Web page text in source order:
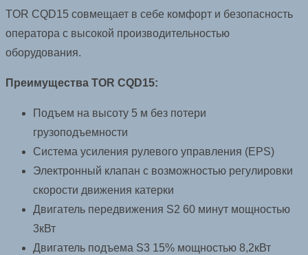
TOR CQD15 совмещает в себе комфорт и безопасность
оператора с высокой производительностью
оборудования.
Преимущества TOR CQD15:
Подъем на высоту 5 м без потери
грузоподъемности
Система усиления рулевого управления (EPS)
Электронный клапан с возможностью регулировки
скорости движения катерки
Двигатель передвижения S2 60 минут мощностью
3кВт
Двигатель подъема S3 15% мощностью 8,2кВт